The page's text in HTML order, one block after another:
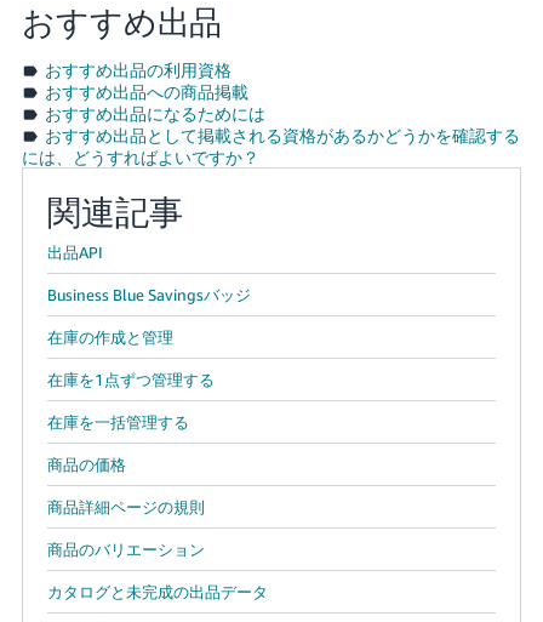
おすすめ出品
おすすめ出品の利用資格
おすすめ出品への商品掲載
おすすめ出品になるためには
おすすめ出品として掲載される資格があるかどうかを確認する
には、どうすればよいですか？
関連記事
出品API
Business Blue Savingsバッジ
在庫の作成と管理
在庫を1点ずつ管理する
在庫を一括管理する
商品の価格
商品詳細ページの規則
商品のバリエーション
カタログと未完成の出品データ